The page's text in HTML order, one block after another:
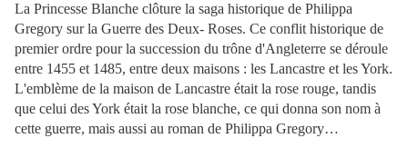
La Princesse Blanche clôture la saga historique de Philippa
Gregory sur la Guerre des Deux- Roses. Ce conflit historique de
premier ordre pour la succession du trône d'Angleterre se déroule
entre 1455 et 1485, entre deux maisons : les Lancastre et les York.
L'emblème de la maison de Lancastre était la rose rouge, tandis
que celui des York était la rose blanche, ce qui donna son nom à
cette guerre, mais aussi au roman de Philippa Gregory…